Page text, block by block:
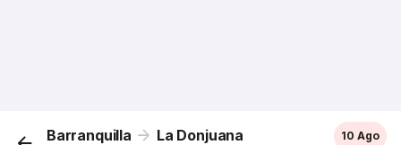
Barranquilla La Donjuana 10 Ago